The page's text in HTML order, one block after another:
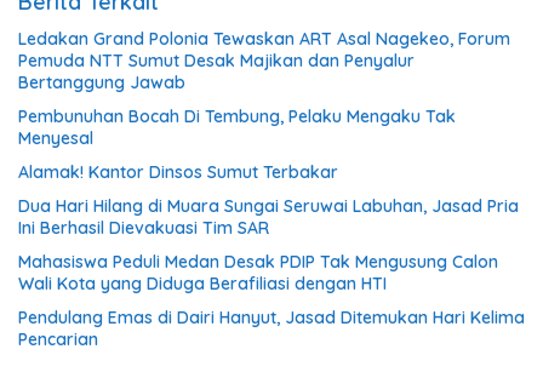
Ledakan Grand Polonia Tewaskan ART Asal Nagekeo, Forum
Pemuda NTT Sumut Desak Majikan dan Penyalur
Bertanggung Jawab
Pembunuhan Bocah Di Tembung, Pelaku Mengaku Tak
Menyesal
Alamak! Kantor Dinsos Sumut Terbakar
Dua Hari Hilang di Muara Sungai Seruwai Labuhan, Jasad Pria
Ini Berhasil Dievakuasi Tim SAR
Mahasiswa Peduli Medan Desak PDIP Tak Mengusung Calon
Wali Kota yang Diduga Berafiliasi dengan HTI
Pendulang Emas di Dairi Hanyut, Jasad Ditemukan Hari Kelima
Pencarian